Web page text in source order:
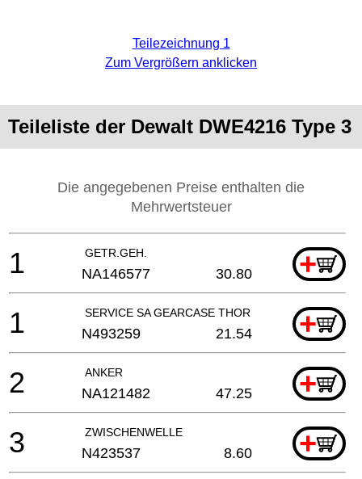
Teilezeichnung 1
Zum Vergrößern anklicken
Teileliste der Dewalt DWE4216 Type 3
Die angegebenen Preise enthalten die
Mehrwertsteuer
GETR.GEH. +
1 NA146577 30.80
SERVICE SA GEARCASE THOR +
1 N493259 21.54
ANKER +
2 NA121482 47.25
ZWISCHENWELLE +
3 N423537 8.60